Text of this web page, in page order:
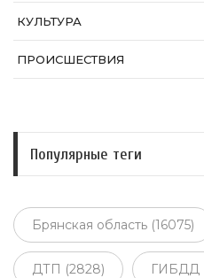
КУЛЬТУРА
ПРОИСШЕСТВИЯ
Популярные теги
Брянская область (16075)
ДТП (2828) ГИБДД